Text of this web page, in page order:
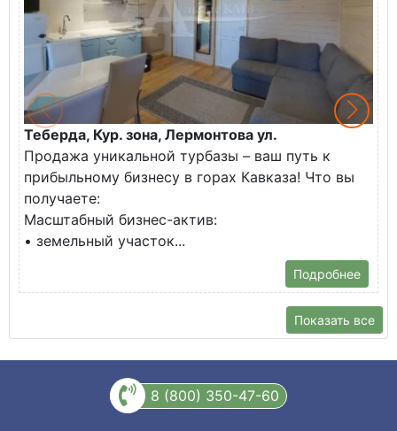
Теберда, Кур. зона, Лермонтова ул.
Продажа уникальной турбазы – ваш путь к
прибыльному бизнесу в горах Кавказа! Что вы
получаете:
Масштабный бизнес-актив:
• земельный участок...
Подробнее
Показать все
8 (800) 350-47-60